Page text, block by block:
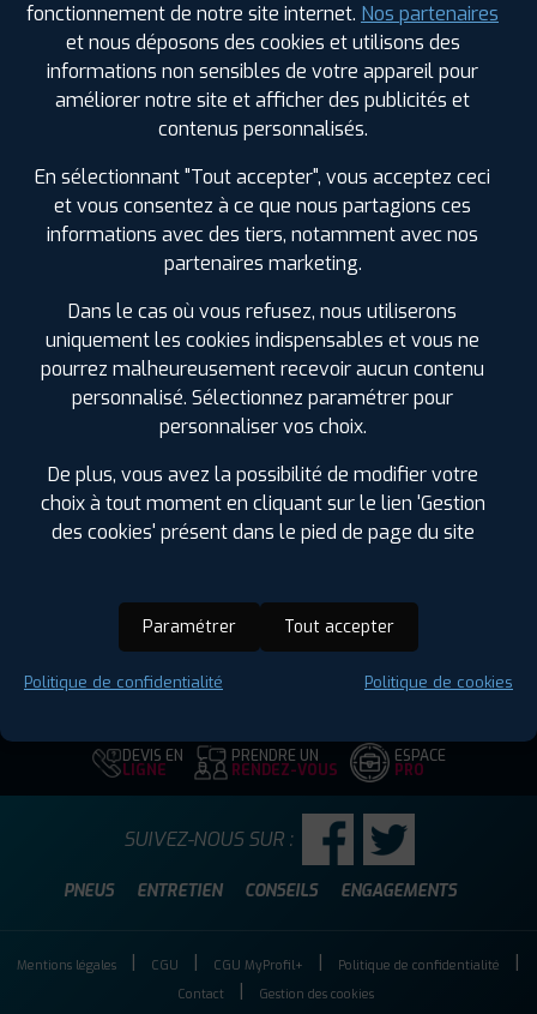
Votre commande
montée et équilibrée :
376.80€TTC
FAIRE INSTALLER CE PNEU
Sous réserve de disponibilité en agence
SPÉCIFICATIONS AVIS CLIENTS ÉTIQUETAGE
Étiquetage
Été
Runflat :Non
Largeur :225
Hauteur :50
Vitesse :V
Code EAN :4250427444727
DEVIS EN
LIGNE
PRENDRE UN
RENDEZ-VOUS
ESPACE
PRO
PNEUS ENTRETIEN CONSEILS ENGAGEMENTS
SUIVEZ-NOUS SUR :
Mentions légales CGU CGU MyProfil+
Politique de confidentialité
Contact
Gestion des cookies
fonctionnement de notre site internet. Nos partenaires
et nous déposons des cookies et utilisons des
informations non sensibles de votre appareil pour
améliorer notre site et afficher des publicités et
contenus personnalisés.
En sélectionnant "Tout accepter", vous acceptez ceci
et vous consentez à ce que nous partagions ces
informations avec des tiers, notamment avec nos
partenaires marketing.
Dans le cas où vous refusez, nous utiliserons
uniquement les cookies indispensables et vous ne
pourrez malheureusement recevoir aucun contenu
personnalisé. Sélectionnez paramétrer pour
personnaliser vos choix.
De plus, vous avez la possibilité de modifier votre
choix à tout moment en cliquant sur le lien 'Gestion
des cookies' présent dans le pied de page du site
Paramétrer Tout accepter
Politique de confidentialité Politique de cookies